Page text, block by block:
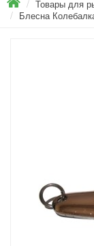
Товары для
Блесна